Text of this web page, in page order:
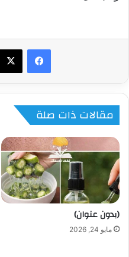
مقالات ذات صلة
(بدون عنوان)
مايو 24, 2026